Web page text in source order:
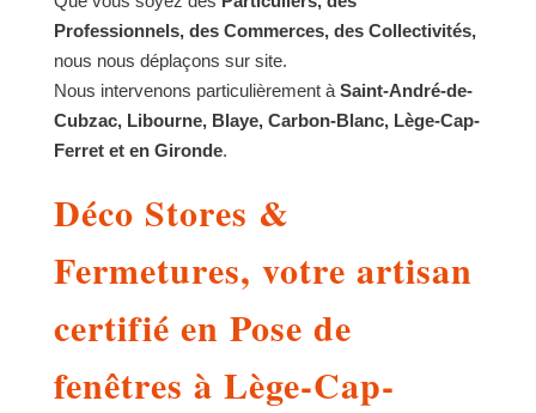
Professionnels, des Commerces, des Collectivités,
nous nous déplaçons sur site.
Nous intervenons particulièrement à Saint-André-de-
Cubzac, Libourne, Blaye, Carbon-Blanc, Lège-Cap-
Ferret et en Gironde.
Déco Stores &
Fermetures, votre artisan
certifié en Pose de
fenêtres à Lège-Cap-